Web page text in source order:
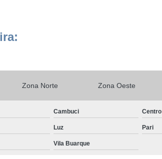
Zona Norte Zona Oeste
Cambuci Centro
Luz Pari
Vila Buarque